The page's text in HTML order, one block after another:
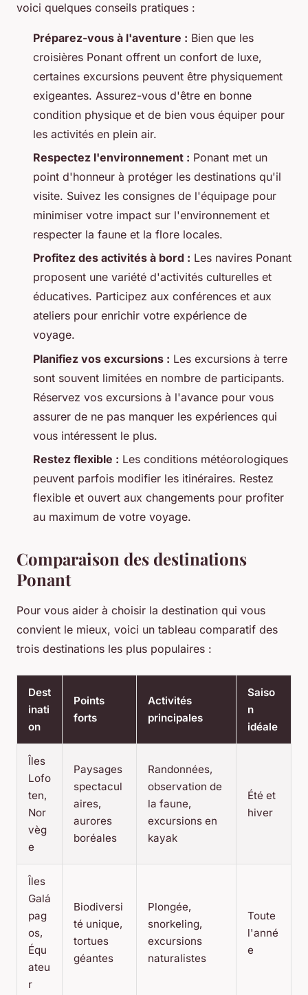
voici quelques conseils pratiques :
Préparez-vous à l'aventure : Bien que les
croisières Ponant offrent un confort de luxe,
certaines excursions peuvent être physiquement
exigeantes. Assurez-vous d'être en bonne
condition physique et de bien vous équiper pour
les activités en plein air.
Respectez l'environnement : Ponant met un
point d'honneur à protéger les destinations qu'il
visite. Suivez les consignes de l'équipage pour
minimiser votre impact sur l'environnement et
respecter la faune et la flore locales.
Profitez des activités à bord : Les navires Ponant
proposent une variété d'activités culturelles et
éducatives. Participez aux conférences et aux
ateliers pour enrichir votre expérience de
voyage.
Planifiez vos excursions : Les excursions à terre
sont souvent limitées en nombre de participants.
Réservez vos excursions à l'avance pour vous
assurer de ne pas manquer les expériences qui
vous intéressent le plus.
Restez flexible : Les conditions météorologiques
peuvent parfois modifier les itinéraires. Restez
flexible et ouvert aux changements pour profiter
au maximum de votre voyage.
Comparaison des destinations
Ponant
Pour vous aider à choisir la destination qui vous
convient le mieux, voici un tableau comparatif des
trois destinations les plus populaires :
Dest
inati
on
Points
forts
Activités
principales
Saiso
n
idéale
Îles
Lofo
ten,
Nor
vèg
e
Paysages
spectacul
aires,
aurores
boréales
Randonnées,
observation de
la faune,
excursions en
kayak
Été et
hiver
Îles
Galá
pag
os,
Équ
ateu
r
Biodiversi
té unique,
tortues
géantes
Plongée,
snorkeling,
excursions
naturalistes
Toute
l'anné
e